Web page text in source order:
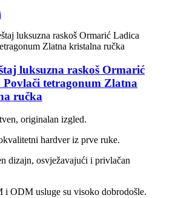
luksuzna raskoš Ormarić
Povlači tetragonum Zlatna
ručka
originalan izgled.
hardver iz prve ruke.
dizajn, osvježavajući i privlačan
i ODM usluge su visoko dobrodošle.